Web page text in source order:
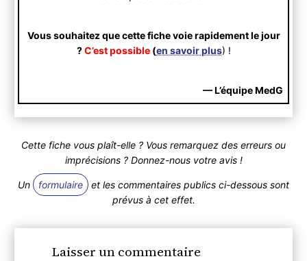
Vous souhaitez que cette fiche voie rapidement le jour
?C’est possible(en savoir plus) !
— L’équipe MedG
Cette fiche vous plaît-elle ? Vous remarquez des erreurs ou
imprécisions ? Donnez-nous votre avis !
Un formulaire
et les commentaires publics ci-dessous sont
prévus à cet effet.
Laisser un commentaire